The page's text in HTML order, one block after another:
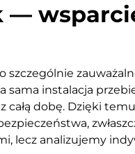
—
instalacja
całą dobę. Dzięki
lecz analizujemy